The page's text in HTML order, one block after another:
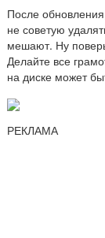
После
не советую
мешают. Ну
Делайте все
на диске может
РЕКЛАМА